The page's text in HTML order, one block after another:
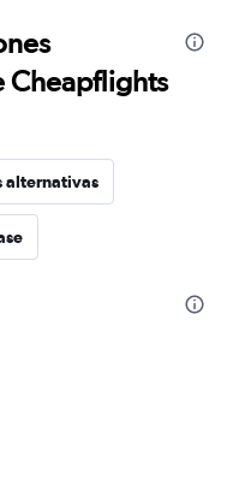
Cheapflights
alternativas